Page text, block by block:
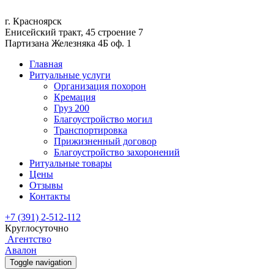
г. Красноярск
Енисейский тракт, 45 строение 7
Партизана Железняка 4Б оф. 1
Главная
Ритуальные услуги
Организация похорон
Кремация
Груз 200
Благоустройство могил
Транспортировка
Прижизненный договор
Благоустройство захоронений
Ритуальные товары
Цены
Отзывы
Контакты
+7 (391) 2-512-112
Круглосуточно
Агентство
Авалон
Toggle navigation